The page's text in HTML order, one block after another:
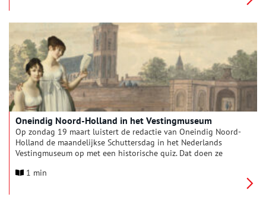
Oneindig Noord-Holland in het Vestingmuseum
Op zondag 19 maart luistert de redactie van Oneindig Noord-
Holland de maandelijkse Schuttersdag in het Nederlands
Vestingmuseum op met een historische quiz. Dat doen ze
1 min